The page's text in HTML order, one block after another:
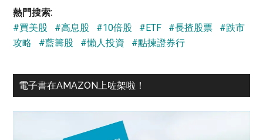
熱門搜索:
#買美股
#高息股 #10倍股 #ETF #長揸股票
#跌市
攻略
#藍籌股 #懶人投資 #點揀證券行
電子書在AMAZON上咗架啦！